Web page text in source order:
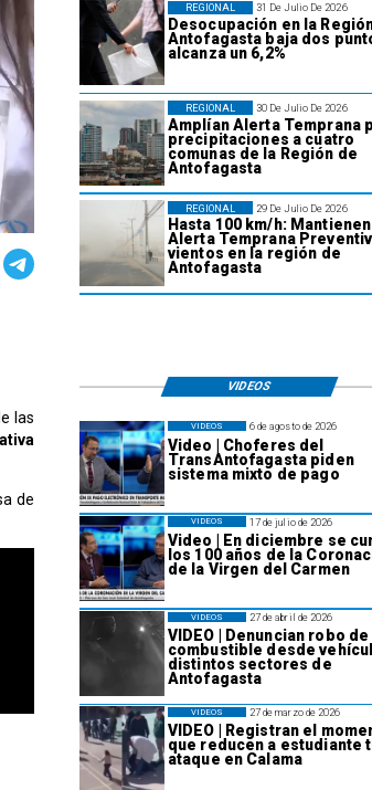
31 De Julio De 2026
Desocupación en la
Antofagasta baja dos
alcanza un 6,2%
REGIONAL
30 De Julio De 2026
Amplían Alerta Temprana
precipitaciones a cuatro
comunas de la Región de
Antofagasta
REGIONAL
29 De Julio De 2026
Hasta 100 km/h: Mantienen
Alerta Temprana
vientos en la región de
Antofagasta
REGIONAL
las
de
VIDEOS
6 de agosto de 2026
Video | Choferes del
TransAntofagasta piden
sistema mixto de pago
VIDEOS
17 de julio de 2026
Video | En diciembre se
los 100 años de la
de la Virgen del Carmen
VIDEOS
27 de abril de 2026
VIDEO | Denuncian robo de
combustible desde
distintos sectores de
Antofagasta
VIDEOS
27 de marzo de 2026
VIDEO | Registran el
que reducen a estudiante
ataque en Calama
VIDEOS